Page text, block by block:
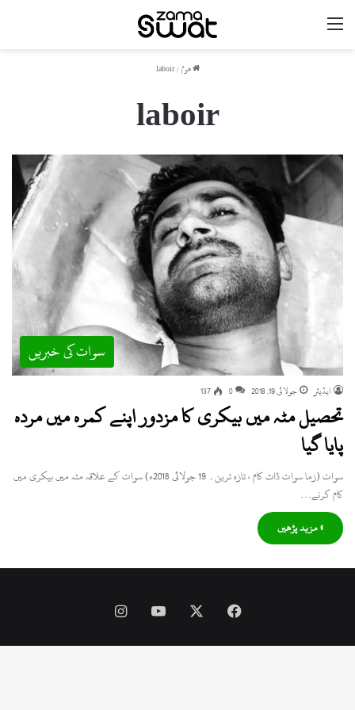
ھوم /
laboir
laboir
سوات کی خبریں
ایڈیٹر جولائی 19, 2018 0
137
تحصیل مٹہ میں بیکری کا مزدور اپنے کمرہ میں مردہ
پایا گیا
سوات (زما سوات ڈاٹ کام ، تازہ ترین۔ 19 جولائی 2018ء) سوات کے علاقہ مٹہ میں بیکری میں
کام کرنے…
» مزید پڑھیں
Facebook
YouTube